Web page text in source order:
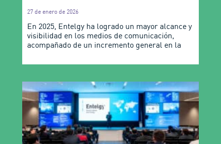
27 de enero de 2026
En 2025, Entelgy ha logrado un mayor alcance y
visibilidad en los medios de comunicación,
acompañado de un incremento general en la